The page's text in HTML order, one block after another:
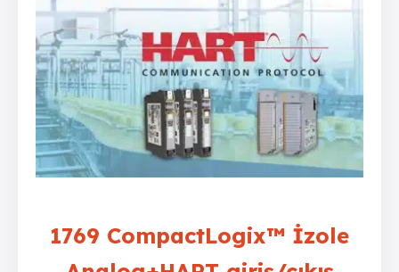
1769 CompactLogix™ İzole